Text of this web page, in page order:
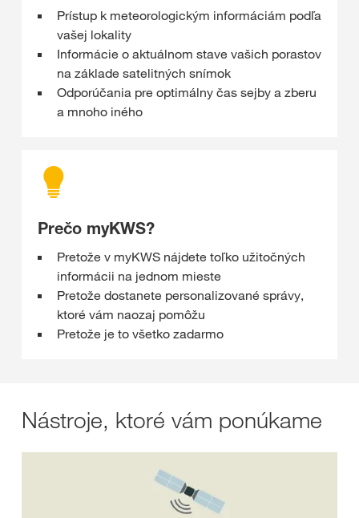
Prístup k meteorologickým informáciám podľa
vašej lokality
Informácie o aktuálnom stave vašich porastov
na základe satelitných snímok
Odporúčania pre optimálny čas sejby a zberu
a mnoho iného
Prečo myKWS?
Pretože v myKWS nájdete toľko užitočných
informácii na jednom mieste
Pretože dostanete personalizované správy,
ktoré vám naozaj pomôžu
Pretože je to všetko zadarmo
Nástroje, ktoré vám ponúkame